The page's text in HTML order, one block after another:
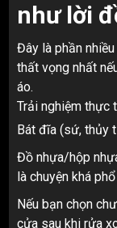
như lời
Đây là phần
thất vọng nhất
áo.
Trải nghiệm thực
Bát đĩa (sứ, thủy
Đồ nhựa/hộp
là chuyện khá
Nếu bạn chọn
cửa sau khi rửa